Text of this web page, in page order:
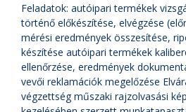
Feladatok: autóipari termékek
történő előkészítése, elvégzése
mérési eredmények összesítése,
készítése autóipari termékek
ellenőrzése, eredmények
vevői reklamációk megelőzése
végzettség műszaki rajzolvasási